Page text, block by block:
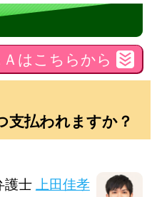
はこちらから
支払われますか？
護士 上田佳孝